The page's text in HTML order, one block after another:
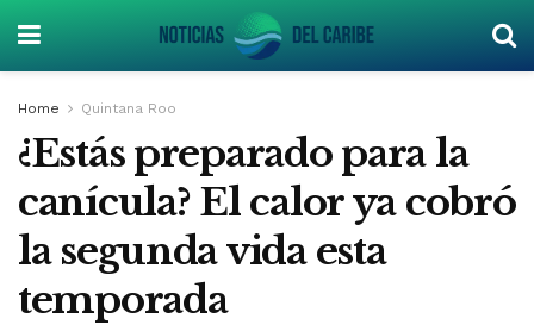
Home Quintana Roo
¿Estás preparado para la
canícula? El calor ya cobró
la segunda vida esta
temporada